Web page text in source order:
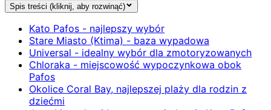
Spis treści (kliknij, aby rozwinąć)
Kato Pafos - najlepszy wybór
Stare Miasto (Ktima) - baza wypadowa
Universal - idealny wybór dla zmotoryzowanych
Chloraka - miejscowość wypoczynkowa obok
Pafos
Okolice Coral Bay, najlepszej plaży dla rodzin z
dziećmi